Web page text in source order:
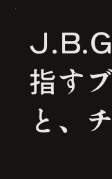
指す
と、
体験